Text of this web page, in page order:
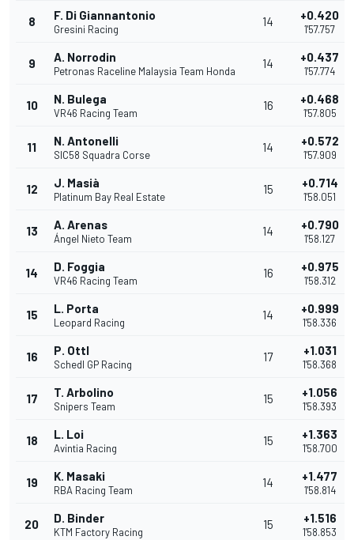
8 F. Di Giannantonio
Gresini Racing
14 +0.420
1'57.757
9 A. Norrodin
Petronas Raceline Malaysia Team Honda
14 +0.437
1'57.774
10 N. Bulega
VR46 Racing Team
16 +0.468
1'57.805
11 N. Antonelli
SIC58 Squadra Corse
14 +0.572
1'57.909
12 J. Masià
Platinum Bay Real Estate
15 +0.714
1'58.051
13 A. Arenas
Ángel Nieto Team
14 +0.790
1'58.127
14 D. Foggia
VR46 Racing Team
16 +0.975
1'58.312
15 L. Porta
Leopard Racing
14 +0.999
1'58.336
16 P. Ottl
Schedl GP Racing
17 +1.031
1'58.368
17 T. Arbolino
Snipers Team
15 +1.056
1'58.393
18 L. Loi
Avintia Racing
15 +1.363
1'58.700
19 K. Masaki
RBA Racing Team
14 +1.477
1'58.814
20 D. Binder
KTM Factory Racing
15 +1.516
1'58.853